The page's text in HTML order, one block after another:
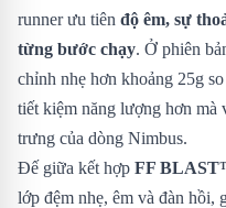
runner ưu tiên độ êm, sự
từng bước chạy. Ở phiên
chỉnh nhẹ hơn khoảng 25g
tiết kiệm năng lượng hơn mà
trưng của dòng Nimbus.
Đế giữa kết hợp FF
lớp đệm nhẹ, êm và đàn hồi,